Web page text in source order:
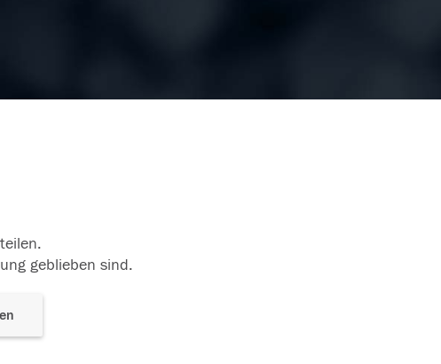
geblieben sind.